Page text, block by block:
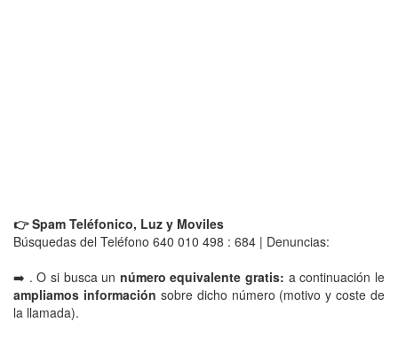
👉 Spam Teléfonico, Luz y Moviles
Búsquedas del Teléfono 640 010 498 : 684 | Denuncias:
➡️ . O si busca un número equivalente gratis: a continuación le
ampliamos información sobre dicho número (motivo y coste de
la llamada).